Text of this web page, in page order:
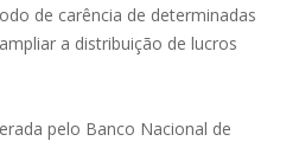
de carência de determinadas
a distribuição de lucros
pelo Banco Nacional de